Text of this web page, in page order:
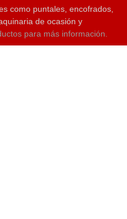
como puntales, encofrados,
de ocasión y
para más información.